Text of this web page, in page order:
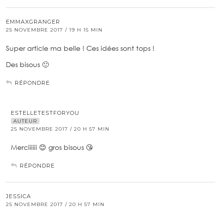
EMMAXGRANGER
25 NOVEMBRE 2017 / 19 H 15 MIN
Super article ma belle ! Ces idées sont tops !
Des bisous 🙂
RÉPONDRE
ESTELLETESTFORYOU
AUTEUR
25 NOVEMBRE 2017 / 20 H 57 MIN
Merciiiiii 😊 gros bisous 😘
RÉPONDRE
JESSICA
25 NOVEMBRE 2017 / 20 H 57 MIN